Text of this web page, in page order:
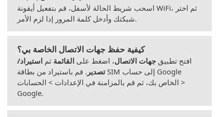
اسحب شريط الحالة لأسفل، قم بتفعيل أيقونة WiFi، ثم اختر
شبكتك وأدخل كلمة المرور إذا لزم الأمر.
كيفية حفظ جهات الاتصال الخاصة بي؟
افتح تطبيق جهات الاتصال، اضغط على القائمة ثم استيراد/
تصدير . قم باستيراد من بطاقة SIM إلى حساب Google
الخاص بك، ثم قم بالمزامنة في الإعدادات > الحسابات >
Google.